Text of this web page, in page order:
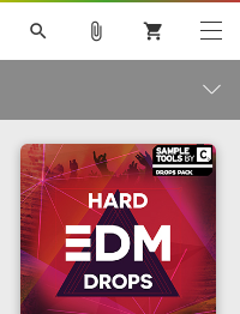
search
巡音ルカ V4X
MEIKO V3
SPITFIRE AUDIO
ライセンスフリーBGM
ル抜き出し
DUBSTEP
MUTANT
ROUTER.FM
attach_file shopping_cart